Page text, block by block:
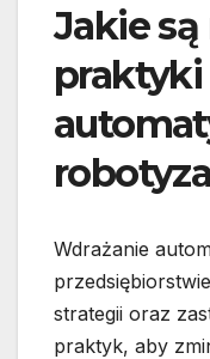
Jakie
praktyki
Wdrażanie
strategii oraz
praktyk, aby